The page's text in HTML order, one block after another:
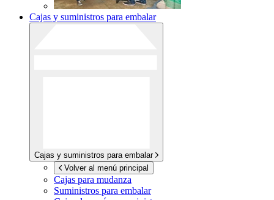
Cajas y suministros para embalar
Cajas y suministros para embalar
Volver al menú principal
Cajas para mudanza
Suministros para embalar